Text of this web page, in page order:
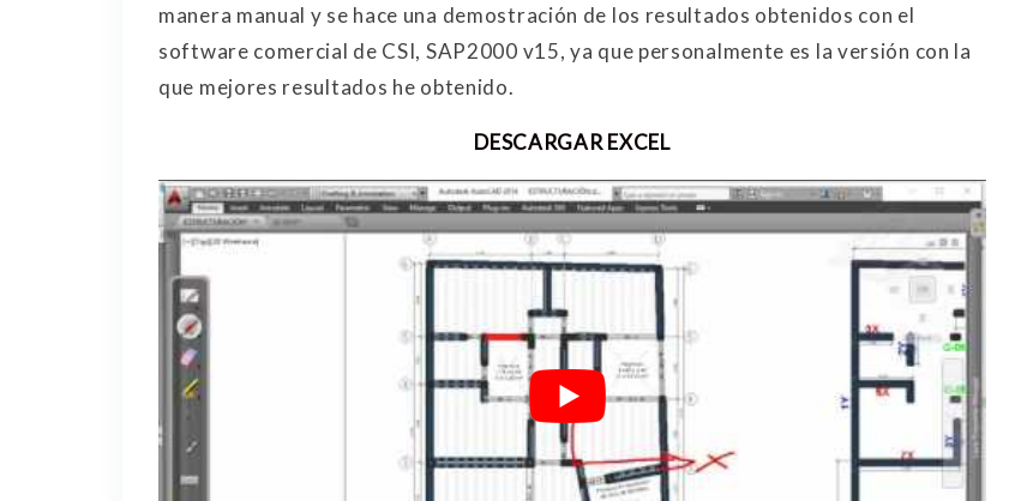
manera manual y se hace una demostración de los resultados obtenidos con el
software comercial de CSI, SAP2000 v15, ya que personalmente es la versión con la
que mejores resultados he obtenido.
DESCARGAR EXCEL